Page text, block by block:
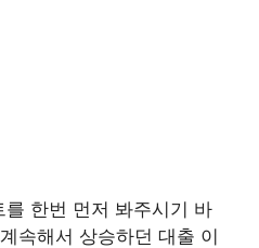
한번 먼저 봐주시기 바
속해서 상승하던 대출 이